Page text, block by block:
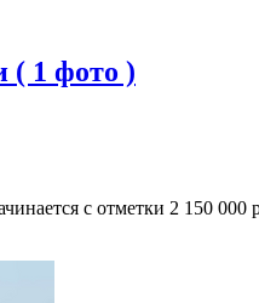
( 1 фото )
с отметки 2 150